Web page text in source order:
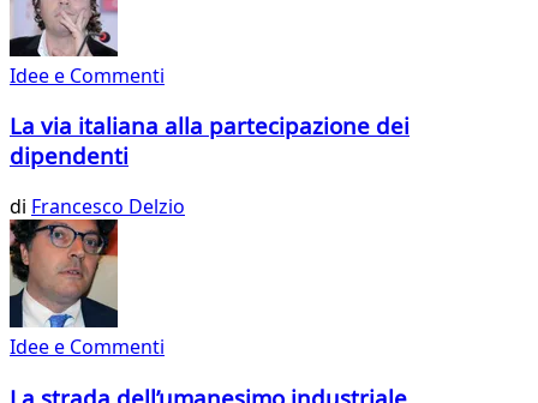
Idee e Commenti
La via italiana alla partecipazione dei
dipendenti
di Francesco Delzio
Idee e Commenti